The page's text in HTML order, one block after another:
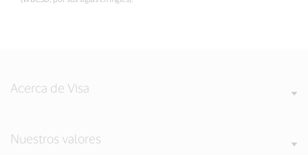
Acerca de Visa
Nuestros valores